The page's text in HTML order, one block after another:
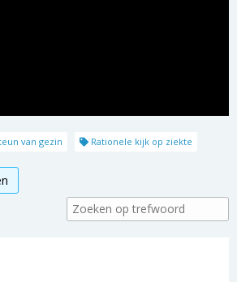
van gezin Rationele kijk op ziekte